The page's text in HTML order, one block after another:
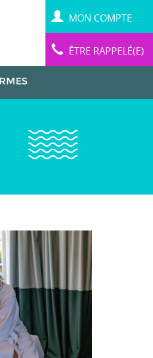
MON COMPTE
ÊTRE RAPPELÉ(E)